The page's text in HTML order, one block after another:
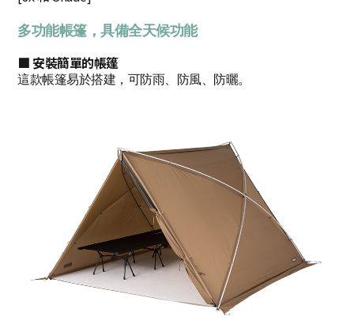
多功能帳篷，具備全天候功能
■ 安裝簡單的帳篷
這款帳篷易於搭建，可防雨、防風、防曬。